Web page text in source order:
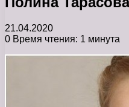
21.04.2020
0 Время чтения: 1 минута